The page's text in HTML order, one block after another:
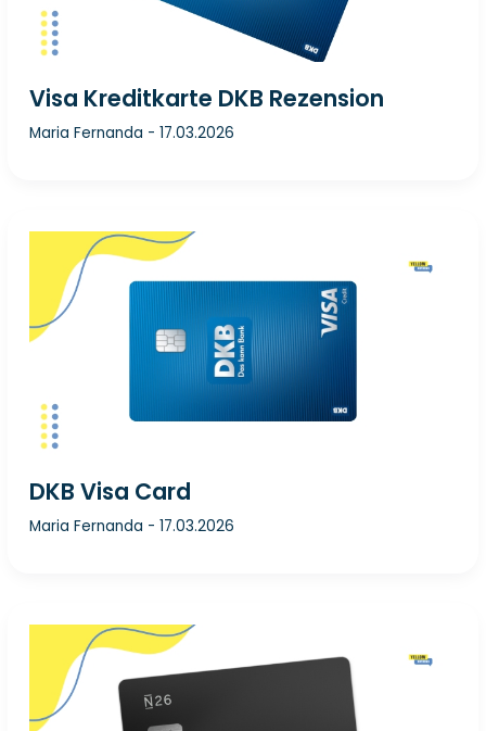
Visa Kreditkarte DKB Rezension
Maria Fernanda -17.03.2026
DKB Visa Card
Maria Fernanda -17.03.2026